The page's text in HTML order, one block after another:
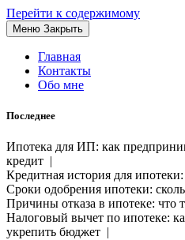
Перейти к содержимому
Меню Закрыть
Главная
Контакты
Обо мне
Последнее
Ипотека для ИП: как
кредит |
Кредитная история для
Сроки одобрения ипотеки:
Причины отказа в ипотеке: что
Налоговый вычет по ипотеке:
укрепить бюджет |